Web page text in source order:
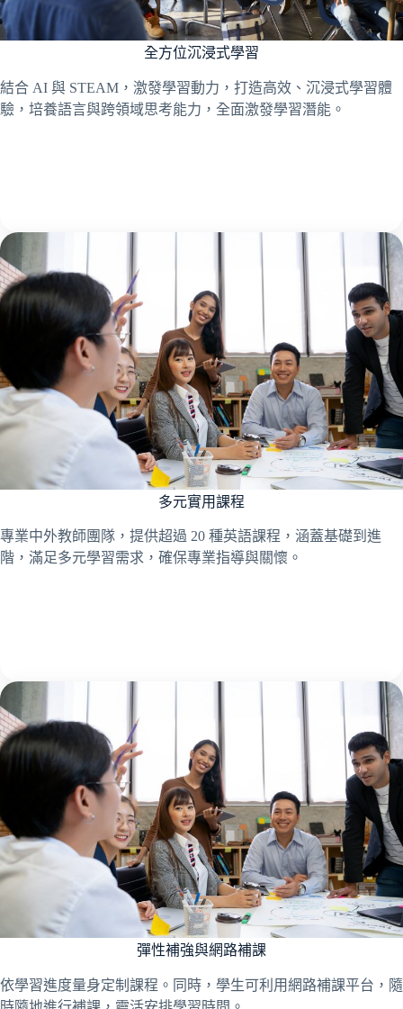
全方位沉浸式學習
結合 AI 與 STEAM，激發學習動力，打造高效、沉浸式學習體
驗，培養語言與跨領域思考能力，全面激發學習潛能。
多元實用課程
專業中外教師團隊，提供超過 20 種英語課程，涵蓋基礎到進
階，滿足多元學習需求，確保專業指導與關懷。
彈性補強與網路補課
依學習進度量身定制課程。同時，學生可利用網路補課平台，隨